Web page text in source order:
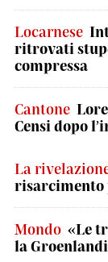
Locarnese
ritrovati
compressa
Cantone
Censi dopo
La
risarcimento
Mondo «Le
la